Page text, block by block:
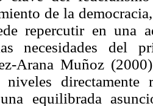
de la
repercutir en una
necesidades del
Arana Muñoz
niveles directamente
equilibrada